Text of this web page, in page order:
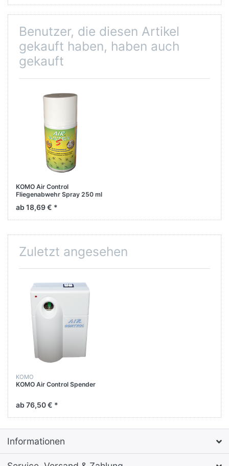
Benutzer, die diesen Artikel
gekauft haben, haben auch
gekauft
KOMO Air Control
Fliegenabwehr Spray 250 ml
ab 18,69 € *
Zuletzt angesehen
KOMO
KOMO Air Control Spender
ab 76,50 € *
Informationen